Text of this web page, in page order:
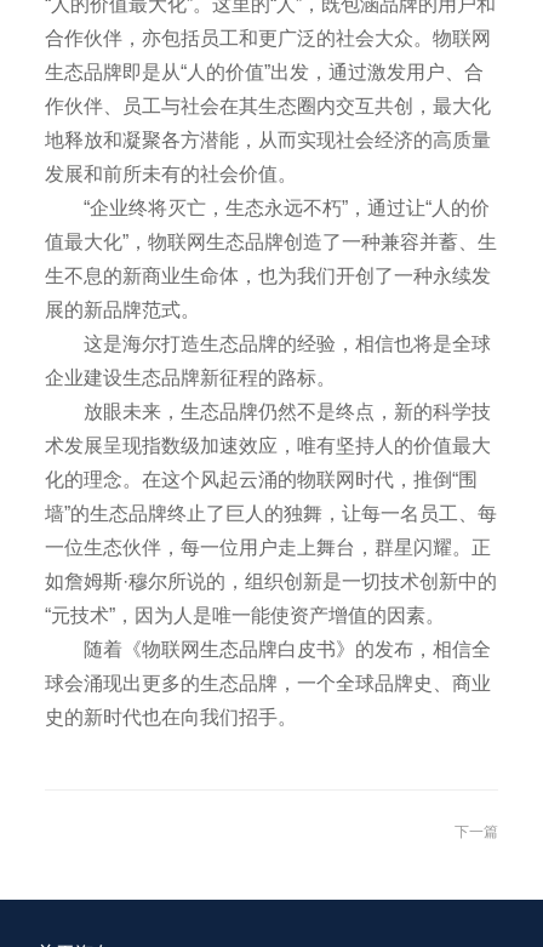
“人的价值最大化”。这里的“人”，既包涵品牌的用户和
合作伙伴，亦包括员工和更广泛的社会大众。物联网
生态品牌即是从“人的价值”出发，通过激发用户、合
作伙伴、员工与社会在其生态圈内交互共创，最大化
地释放和凝聚各方潜能，从而实现社会经济的高质量
发展和前所未有的社会价值。
“企业终将灭亡，生态永远不朽”，通过让“人的价
值最大化”，物联网生态品牌创造了一种兼容并蓄、生
生不息的新商业生命体，也为我们开创了一种永续发
展的新品牌范式。
这是海尔打造生态品牌的经验，相信也将是全球
企业建设生态品牌新征程的路标。
放眼未来，生态品牌仍然不是终点，新的科学技
术发展呈现指数级加速效应，唯有坚持人的价值最大
化的理念。在这个风起云涌的物联网时代，推倒“围
墙”的生态品牌终止了巨人的独舞，让每一名员工、每
一位生态伙伴，每一位用户走上舞台，群星闪耀。正
如詹姆斯·穆尔所说的，组织创新是一切技术创新中的
“元技术”，因为人是唯一能使资产增值的因素。
随着《物联网生态品牌白皮书》的发布，相信全
球会涌现出更多的生态品牌，一个全球品牌史、商业
史的新时代也在向我们招手。
下一篇